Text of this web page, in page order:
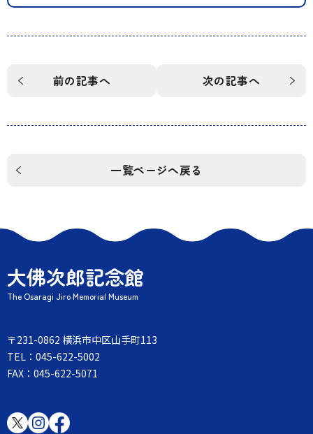
前の記事へ 次の記事へ
一覧ページへ戻る
大佛次郎記念館
The Osaragi Jiro Memorial Museum
〒231-0862 横浜市中区山手町113
TEL：045-622-5002
FAX：045-622-5071